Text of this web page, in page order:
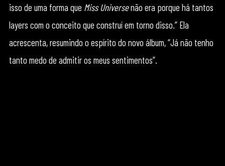
isso de uma forma que Miss Universenão era porque há tantos
layers com o conceito que construí em torno disso.” Ela
acrescenta, resumindo o espírito do novo álbum, “Já não tenho
tanto medo de admitir os meus sentimentos”.